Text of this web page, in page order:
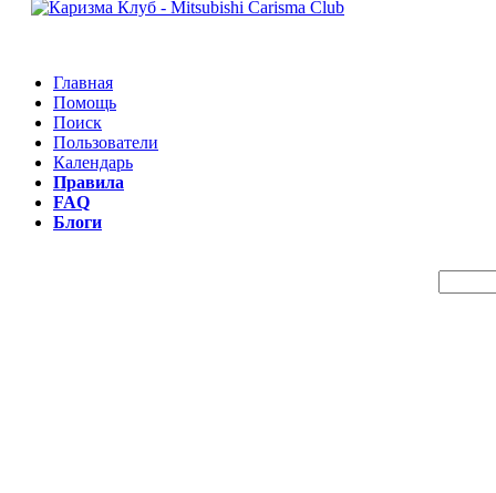
Главная
Помощь
Поиск
Пользователи
Календарь
Правила
FAQ
Блоги